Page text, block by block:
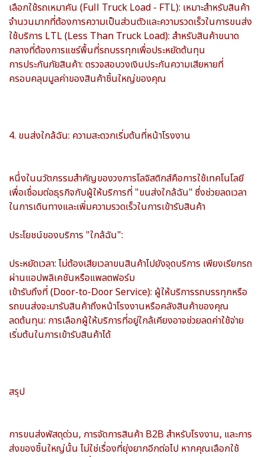
เลือกใช้รถเหมาคัน (Full Truck Load - FTL): เหมาะสำหรับสินค้า
จำนวนมากที่ต้องการความเป็นส่วนตัวและความรวดเร็วในการขนส่ง
ใช้บริการ LTL (Less Than Truck Load): สำหรับสินค้าขนาด
กลางที่ต้องการแชร์พื้นที่รถบรรทุกเพื่อประหยัดต้นทุน
การประกันภัยสินค้า: ตรวจสอบวงเงินประกันความเสียหายที่
ครอบคลุมมูลค่าของสินค้าชิ้นใหญ่ของคุณ
4. ขนส่งใกล้ฉัน: ความสะดวกเริ่มต้นที่หน้าโรงงาน
หนึ่งในนวัตกรรมสำคัญของวงการโลจิสติกส์คือการใช้เทคโนโลยี
เพื่อเชื่อมต่อธุรกิจกับผู้ให้บริการที่ "ขนส่งใกล้ฉัน" ซึ่งช่วยลดเวลา
ในการเดินทางและเพิ่มความรวดเร็วในการเข้ารับสินค้า
ประโยชน์ของบริการ "ใกล้ฉัน":
ประหยัดเวลา: ไม่ต้องเสียเวลาขนสินค้าไปยังจุดบริการ เพียงเรียกรถ
ผ่านแอปพลิเคชันหรือแพลตฟอร์ม
เข้ารับถึงที่ (Door-to-Door Service): ผู้ให้บริการรถบรรทุกหรือ
รถขนส่งจะมารับสินค้าถึงหน้าโรงงานหรือคลังสินค้าของคุณ
ลดต้นทุน: การเลือกผู้ให้บริการที่อยู่ใกล้เคียงอาจช่วยลดค่าใช้จ่าย
เริ่มต้นในการเข้ารับสินค้าได้
สรุป
การขนส่งพัสดุด่วน, การจัดการสินค้า B2B สำหรับโรงงาน, และการ
ส่งของชิ้นใหญ่นั้น ไม่ใช่เรื่องที่ยุ่งยากอีกต่อไป หากคุณเลือกใช้